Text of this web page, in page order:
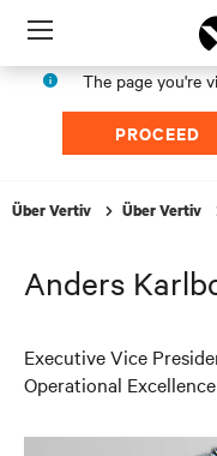
Menu
The page you're
PROCEED
Über Vertiv Über Vertiv
Anders
Executive Vice
Operational Excellence